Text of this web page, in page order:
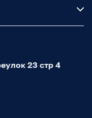
23 стр 4